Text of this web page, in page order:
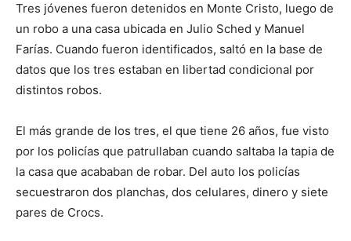
Tres jóvenes fueron detenidos en Monte Cristo, luego de
un robo a una casa ubicada en Julio Sched y Manuel
Farías. Cuando fueron identificados, saltó en la base de
datos que los tres estaban en libertad condicional por
distintos robos.
El más grande de los tres, el que tiene 26 años, fue visto
por los policías que patrullaban cuando saltaba la tapia de
la casa que acababan de robar. Del auto los policías
secuestraron dos planchas, dos celulares, dinero y siete
pares de Crocs.